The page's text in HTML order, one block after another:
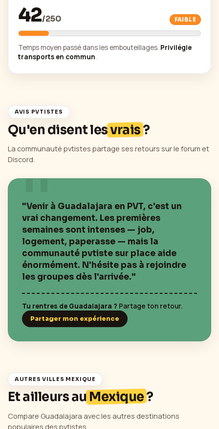
42/250 FAIBLE
Temps moyen passé dans les embouteillages. Privilégie
transports en commun.
AVIS PVTISTES
Qu'en disent lesvrais?
La communauté pvtistes partage ses retours sur le forum et
Discord.
"Venir à Guadalajara en PVT, c'est un
vrai changement. Les premières
semaines sont intenses — job,
logement, paperasse — mais la
communauté pvtiste sur place aide
énormément. N'hésite pas à rejoindre
les groupes dès l'arrivée."
Tu rentres de Guadalajara ? Partage ton retour.
Partager mon expérience
AUTRES VILLES MEXIQUE
Et ailleurs au Mexique?
Compare Guadalajara avec les autres destinations
populaires des pvtistes.